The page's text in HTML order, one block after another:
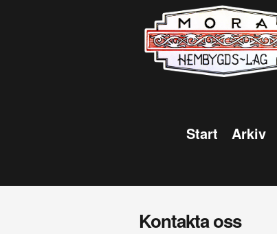
Start Arkiv
Kontakta oss